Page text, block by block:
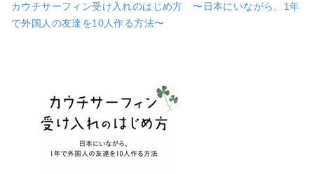
カウチサーフィン受け入れのはじめ方 〜日本にいながら、1年
で外国人の友達を10人作る方法〜